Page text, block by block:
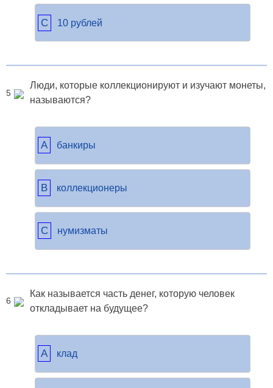
C 10 рублей
5
Люди, которые коллекционируют и изучают монеты,
называются?
A банкиры
B коллекционеры
C нумизматы
6
Как называется часть денег, которую человек
откладывает на будущее?
A клад